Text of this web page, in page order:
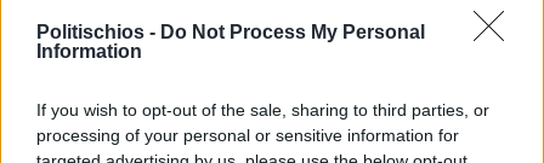
Politischios - Do Not Process My Personal
Information
If you wish to opt-out of the sale, sharing to third parties, or
processing of your personal or sensitive information for
Πριν 2 ημέρες